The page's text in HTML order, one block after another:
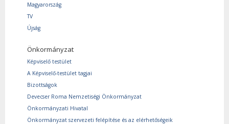
Magyarország
TV
Újság
Önkormányzat
Képviselő testület
A Képviselő-testület tagjai
Bizottságok
Devecser Roma Nemzetiségi Önkormányzat
Önkormányzati Hivatal
Önkormányzat szervezeti felépítése és az elérhetőségeik